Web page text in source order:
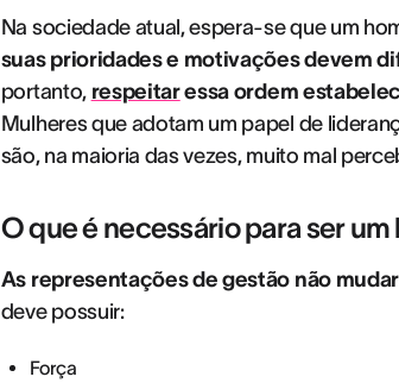
Na sociedade atual, espera-se que um
suas prioridades e motivações devem
portanto, respeitaressa ordem
Mulheres que adotam um papel de
são, na maioria das vezes, muito mal
O que é necessário para ser um
As representações de gestão não
deve possuir:
Força